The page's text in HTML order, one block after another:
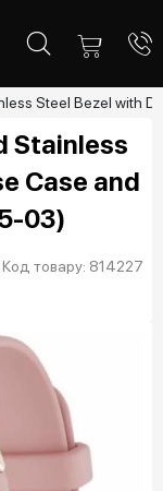
Steel Bezel with
Stainless
Case and
03)
Код товару: 814227